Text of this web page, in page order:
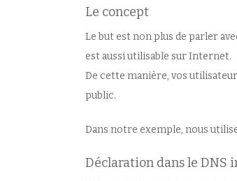
Le concept
Le but est non plus de parler
est aussi utilisable sur Internet.
De cette manière, vos
public.
Dans notre exemple, nous
Déclaration dans le DNS